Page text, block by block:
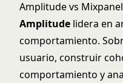
Amplitude vs Mixpanel
Amplitude lidera en
comportamiento.
usuario, construir
comportamiento y